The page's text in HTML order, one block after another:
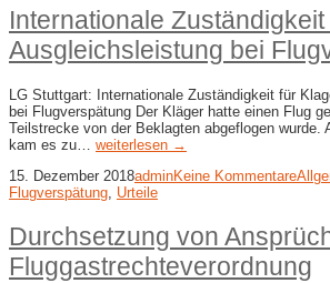
Internationale
Ausgleichsleistung bei
LG Stuttgart: Internationale Zuständigkeit für
bei Flugverspätung Der Kläger hatte einen Flug
Teilstrecke von der Beklagten abgeflogen wurde.
kam es zu… weiterlesen →
15. Dezember 2018adminKeine Kommentare
Flugverspätung, Urteile
Durchsetzung von
Fluggastrechteverordnung